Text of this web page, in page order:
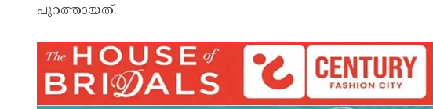
പുറത്തായത്.